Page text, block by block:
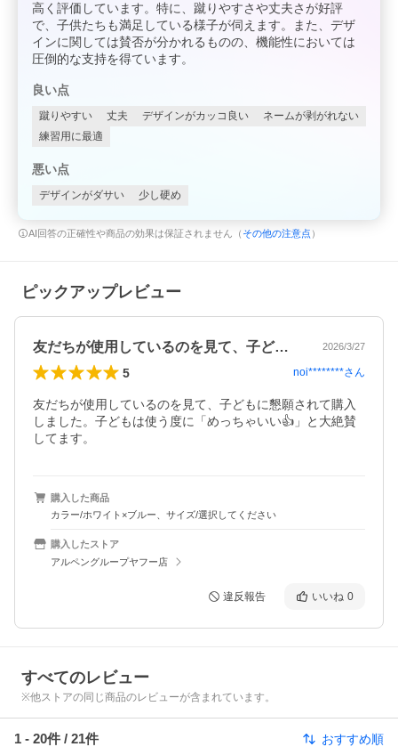
高く評価しています。特に、蹴りやすさや丈夫さが好評
で、子供たちも満足している様子が伺えます。また、デザ
インに関しては賛否が分かれるものの、機能性においては
圧倒的な支持を得ています。
良い点
蹴りやすい 丈夫 デザインがカッコ良い
ネームが剥がれない
練習用に最適
悪い点
デザインがダサい 少し硬め
AI回答の正確性や商品の効果は保証されません（ その他の注意点 ）
ピックアップレビュー
友だちが使用しているのを見て、子どもに… 2026/3/27
5 noi********さん
友だちが使用しているのを見て、子どもに懇願されて購入
しました。子どもは使う度に「めっちゃいい👍」と大絶賛
してます。
購入した商品
カラー/ホワイト×ブルー、サイズ/選択してください
購入したストア
アルペングループヤフー店
違反報告 いいね 0
すべてのレビュー
※他ストアの同じ商品のレビューが含まれています。
1 - 20件 / 21件 おすすめ順